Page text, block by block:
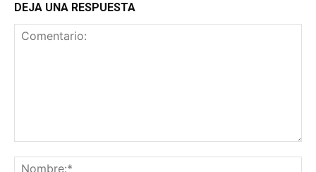
DEJA UNA RESPUESTA